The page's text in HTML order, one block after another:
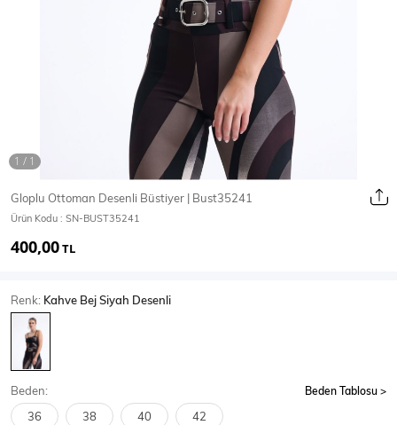
Mont & Kaban Yağmurluk
T-Shirt
Body
SPOR GİYİM
Gloplu Ottoman Desenli Büstiyer | Bust35241
Ürün Kodu : SN-BUST35241
400,00TL
Renk: Kahve Bej Siyah Desenli
Beden: Beden Tablosu
36 38 40 42